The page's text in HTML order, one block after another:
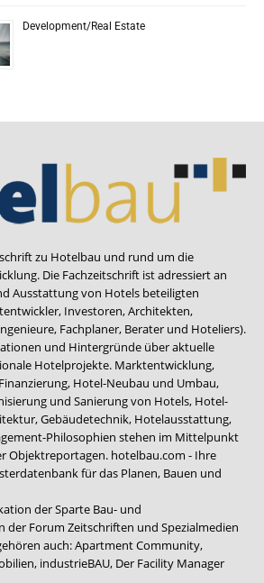
Development/Real Estate
zu Hotelbau und rund um die
Die Fachzeitschrift ist adressiert an
Ausstattung von Hotels beteiligten
Investoren, Architekten,
Fachplaner, Berater und Hoteliers).
und Hintergründe über aktuelle
Hotelprojekte. Marktentwicklung,
Hotel-Neubau und Umbau,
und Sanierung von Hotels, Hotel-
Gebäudetechnik, Hotelausstattung,
Philosophien stehen im Mittelpunkt
Objektreportagen. hotelbau.com - Ihre
für das Planen, Bauen und
der Sparte Bau- und
der Forum Zeitschriften und Spezialmedien
auch:Apartment Community,
, industrieBAU, Der Facility Manager